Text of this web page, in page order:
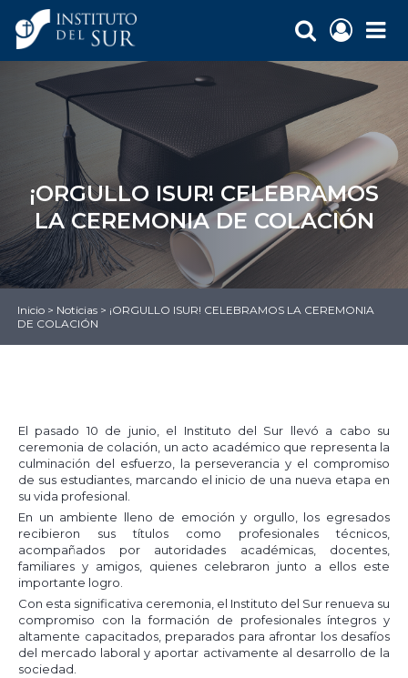
¡ORGULLO ISUR! CELEBRAMOS
LA CEREMONIA DE COLACIÓN
Inicio > Noticias > ¡ORGULLO ISUR! CELEBRAMOS LA CEREMONIA
DE COLACIÓN
El pasado 10 de junio, el Instituto del Sur llevó a cabo su
ceremonia de colación, un acto académico que representa la
culminación del esfuerzo, la perseverancia y el compromiso
de sus estudiantes, marcando el inicio de una nueva etapa en
su vida profesional.
En un ambiente lleno de emoción y orgullo, los egresados
recibieron sus títulos como profesionales técnicos,
acompañados por autoridades académicas, docentes,
familiares y amigos, quienes celebraron junto a ellos este
importante logro.
Con esta significativa ceremonia, el Instituto del Sur renueva su
compromiso con la formación de profesionales íntegros y
altamente capacitados, preparados para afrontar los desafíos
del mercado laboral y aportar activamente al desarrollo de la
sociedad.